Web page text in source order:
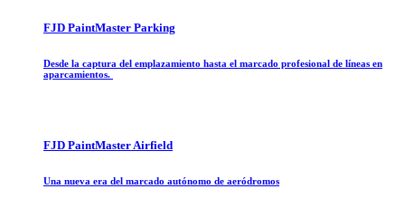
FJD PaintMaster Parking
Desde la captura del emplazamiento hasta el marcado profesional de líneas en
aparcamientos.
FJD PaintMaster Airfield
Una nueva era del marcado autónomo de aeródromos